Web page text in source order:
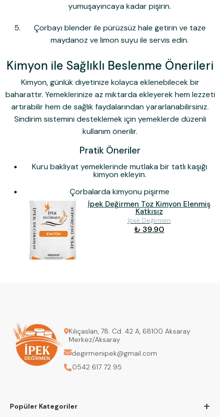
yumuşayıncaya kadar pişirin.
Çorbayı blender ile pürüzsüz hale getirin ve taze
maydanoz ve limon suyu ile servis edin.
Kimyon ile Sağlıklı Beslenme Önerileri
Kimyon, günlük diyetinize kolayca eklenebilecek bir
baharattır. Yemeklerinize az miktarda ekleyerek hem lezzeti
artırabilir hem de sağlık faydalarından yararlanabilirsiniz.
Sindirim sistemini desteklemek için yemeklerde düzenli
kullanım önerilir.
Pratik Öneriler
Kuru bakliyat yemeklerinde mutlaka bir tatlı kaşığı
kimyon ekleyin.
Çorbalarda kimyonu pişirme
İpek Değirmen Toz Kimyon Elenmiş
Katkısız
İpek Değirmen
₺ 39.90
Kılıçaslan, 78. Cd. 42 A, 68100 Aksaray
Merkez/Aksaray
degirmenipek@gmail.com
0542 617 72 95
Popüler Kategoriler
+